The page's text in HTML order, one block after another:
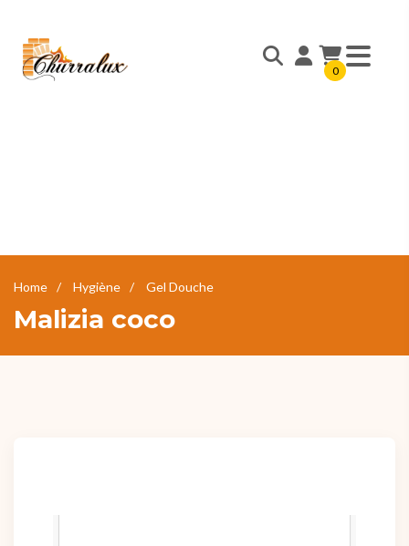
0
Home Hygiène Gel Douche
Malizia coco